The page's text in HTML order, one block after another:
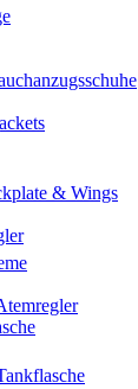
& Wings